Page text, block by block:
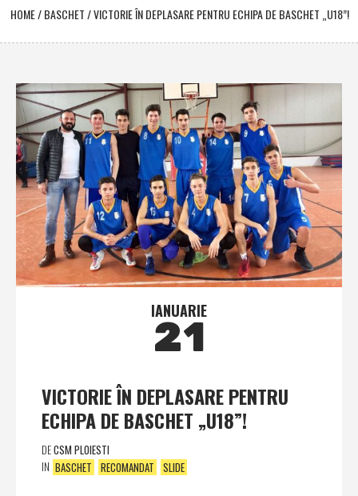
HOME/BASCHET/VICTORIE ÎN DEPLASARE PENTRU ECHIPA DE BASCHET „U18”!
IANUARIE
21
VICTORIE ÎN DEPLASARE PENTRU
ECHIPA DE BASCHET „U18”!
DECSM PLOIESTI
IN BASCHET RECOMANDAT SLIDE